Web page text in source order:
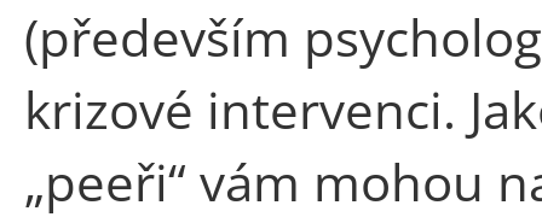
(především
krizové intervenci.
„peeři“ vám mohou